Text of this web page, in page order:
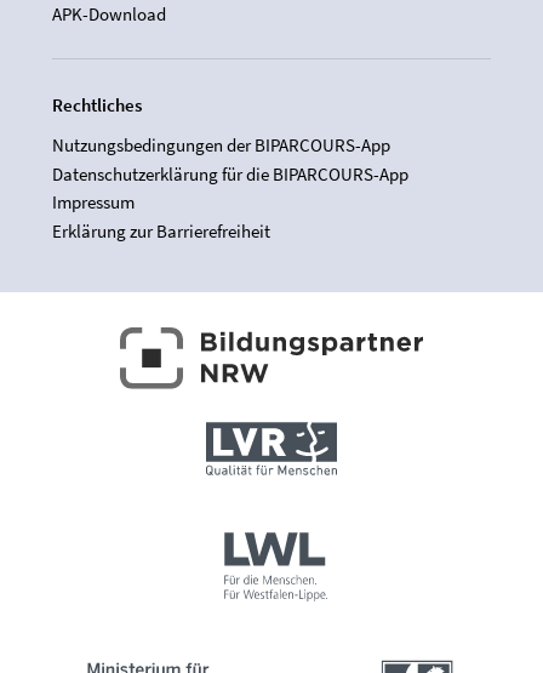
APK-Download
Rechtliches
Nutzungsbedingungen der BIPARCOURS-App
Datenschutzerklärung für die BIPARCOURS-App
Impressum
Erklärung zur Barrierefreiheit